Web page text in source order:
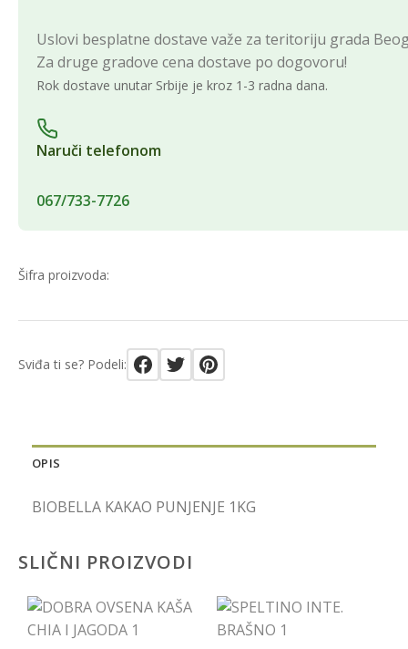
Uslovi besplatne dostave važe za teritoriju grada
Za druge gradove cena dostave po dogovoru!
Rok dostave unutar Srbije je kroz 1-3 radna dana.
Naruči telefonom
067/733-7726
Šifra proizvoda:
Sviđa ti se? Podeli:
OPIS
BIOBELLA KAKAO PUNJENJE 1KG
SLIČNI PROIZVODI